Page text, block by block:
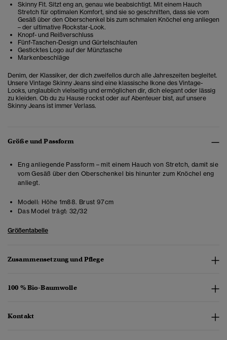
Skinny Fit. Sitzt eng an, genau wie beabsichtigt. Mit einem Hauch
Stretch für optimalen Komfort, sind sie so geschnitten, dass sie vom
Gesäß über den Oberschenkel bis zum schmalen Knöchel eng anliegen
– der ultimative Rockstar-Look.
Knopf- und Reißverschluss
Fünf-Taschen-Design und Gürtelschlaufen
Gesticktes Logo auf der Münztasche
Markenbeschläge
Denim, der Klassiker, der dich zweifellos durch alle Jahreszeiten begleitet.
Unsere Vintage Skinny Jeans sind eine klassische Ikone des Vintage-
Looks, unglaublich vielseitig und ermöglichen dir, dich elegant oder lässig
zu kleiden. Ob du zu Hause rockst oder auf Abenteuer bist, auf unsere
Skinny Jeans ist immer Verlass.
Größe und Passform
Eng anliegende Passform – mit einem Hauch von Stretch, damit sie
vom Gesäß über den Oberschenkel bis hinunter zum Knöchel eng
anliegt.
Modell: Höhe 1m88. Brust 97cm
Das Model trägt: 32/32
Größentabelle
Zusammensetzung und Pflege
100 % Bio-Baumwolle
Kontakt